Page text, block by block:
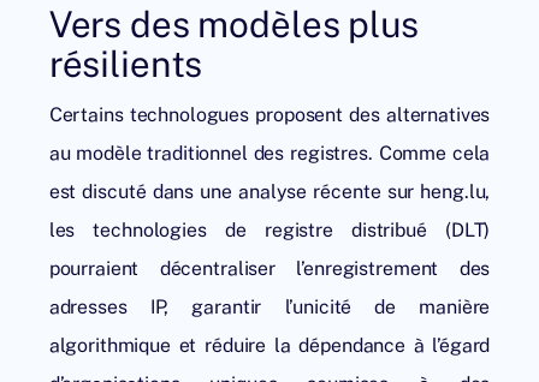
Vers des modèles plus
résilients
Certains technologues proposent des alternatives
au modèle traditionnel des registres. Comme cela
est discuté dans une analyse récente sur heng.lu,
lestechnologies de registre distribué (DLT)
pourraient décentraliser l’enregistrement des
adresses IP, garantir l’unicité de manière
algorithmique et réduire la dépendance à l’égard